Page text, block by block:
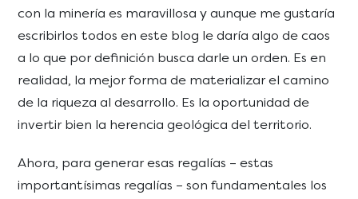
con la minería es maravillosa y aunque me gustaría
escribirlos todos en este blog le daría algo de caos
a lo que por definición busca darle un orden. Es en
realidad, la mejor forma de materializar el camino
de la riqueza al desarrollo. Es la oportunidad de
invertir bien la herencia geológica del territorio.
Ahora, para generar esas regalías – estas
importantísimas regalías – son fundamentales los